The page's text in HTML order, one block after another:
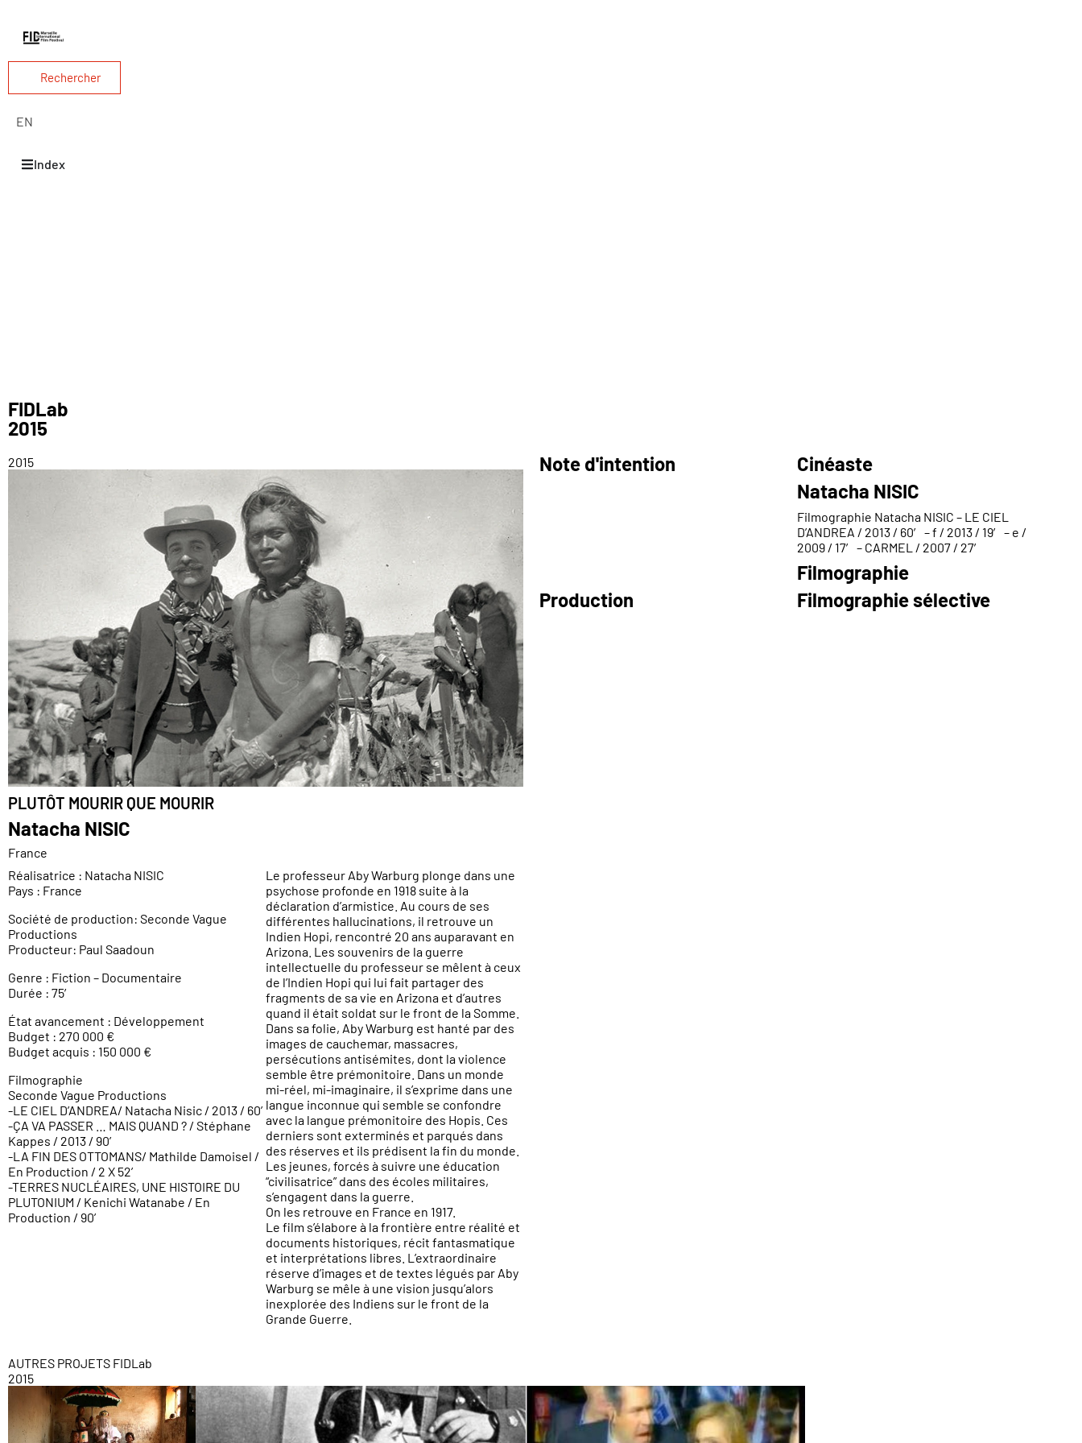
Rechercher
EN
Index
FIDLab
2015
2015
PLUTÔT MOURIR QUE MOURIR
Natacha NISIC
France
Réalisatrice : Natacha NISIC
Pays : France
Société de production: Seconde Vague
Productions
Producteur: Paul Saadoun
Genre : Fiction – Documentaire
Durée : 75′
État avancement : Développement
Budget : 270 000 €
Budget acquis : 150 000 €
Filmographie
Seconde Vague Productions
-LE CIEL D’ANDREA/ Natacha Nisic / 2013 / 60’
-ÇA VA PASSER … MAIS QUAND ? / Stéphane
Kappes / 2013 / 90’
-LA FIN DES OTTOMANS/ Mathilde Damoisel /
En Production / 2 X 52’
-TERRES NUCLÉAIRES, UNE HISTOIRE DU
PLUTONIUM / Kenichi Watanabe / En
Production / 90’
Le professeur Aby Warburg plonge dans une
psychose profonde en 1918 suite à la
déclaration d’armistice. Au cours de ses
différentes hallucinations, il retrouve un
Indien Hopi, rencontré 20 ans auparavant en
Arizona. Les souvenirs de la guerre
intellectuelle du professeur se mêlent à ceux
de l’Indien Hopi qui lui fait partager des
fragments de sa vie en Arizona et d’autres
quand il était soldat sur le front de la Somme.
Dans sa folie, Aby Warburg est hanté par des
images de cauchemar, massacres,
persécutions antisémites, dont la violence
semble être prémonitoire. Dans un monde
mi-réel, mi-imaginaire, il s’exprime dans une
langue inconnue qui semble se confondre
avec la langue prémonitoire des Hopis. Ces
derniers sont exterminés et parqués dans
des réserves et ils prédisent la fin du monde.
Les jeunes, forcés à suivre une éducation
“civilisatrice” dans des écoles militaires,
s’engagent dans la guerre.
On les retrouve en France en 1917.
Le film s’élabore à la frontière entre réalité et
documents historiques, récit fantasmatique
et interprétations libres. L’extraordinaire
réserve d’images et de textes légués par Aby
Warburg se mêle à une vision jusqu’alors
inexplorée des Indiens sur le front de la
Grande Guerre.
Note d'intention
Cinéaste
Natacha NISIC
Filmographie Natacha NISIC – LE CIEL
D’ANDREA / 2013 / 60′ – f / 2013 / 19′ – e /
2009 / 17′ – CARMEL / 2007 / 27′
Filmographie
Production
Filmographie sélective
AUTRES PROJETS FIDLab
2015